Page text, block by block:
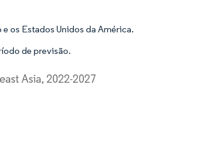
os Estados Unidos da América.
de previsão.